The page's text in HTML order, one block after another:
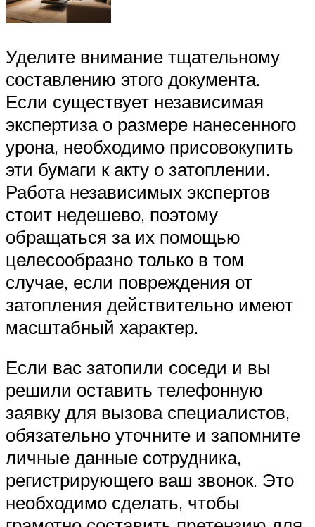
Уделите внимание тщательному
составлению этого документа.
Если существует независимая
экспертиза о размере нанесенного
урона, необходимо присовокупить
эти бумаги к акту о затоплении.
Работа независимых экспертов
стоит недешево, поэтому
обращаться за их помощью
целесообразно только в том
случае, если повреждения от
затопления действительно имеют
масштабный характер.
Если вас затопили соседи и вы
решили оставить телефонную
заявку для вызова специалистов,
обязательно уточните и запомните
личные данные сотрудника,
регистрирующего ваш звонок. Это
необходимо сделать, чтобы